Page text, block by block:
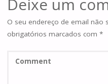
Deixe um
O seu endereço de email não
obrigatórios marcados com *